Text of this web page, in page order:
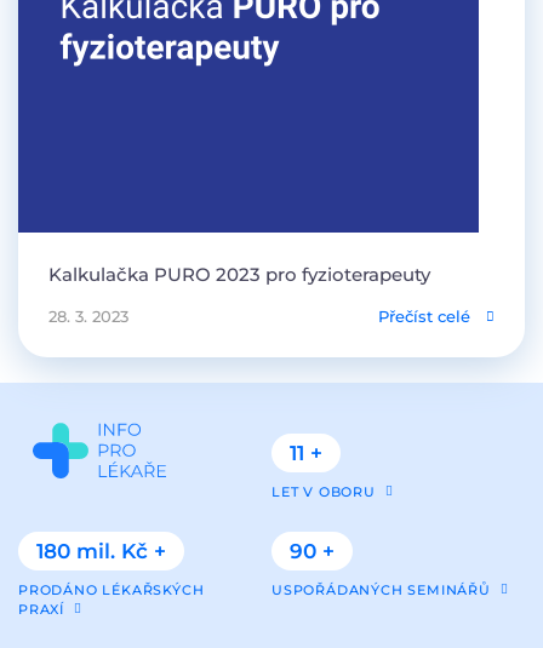
Kalkulačka PURO 2023 pro fyzioterapeuty
28. 3. 2023 Přečíst celé
11 +
LET V OBORU
180 mil. Kč +
PRODÁNO LÉKAŘSKÝCH
PRAXÍ
90 +
USPOŘÁDANÝCH SEMINÁŘŮ